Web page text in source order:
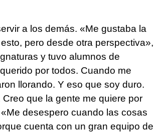
a los demás. «Me gustaba la
pero desde otra perspectiva»,
y tuvo alumnos de
por todos. Cuando me
llorando. Y eso que soy duro.
que la gente me quiere por
desespero cuando las cosas
cuenta con un gran equipo de